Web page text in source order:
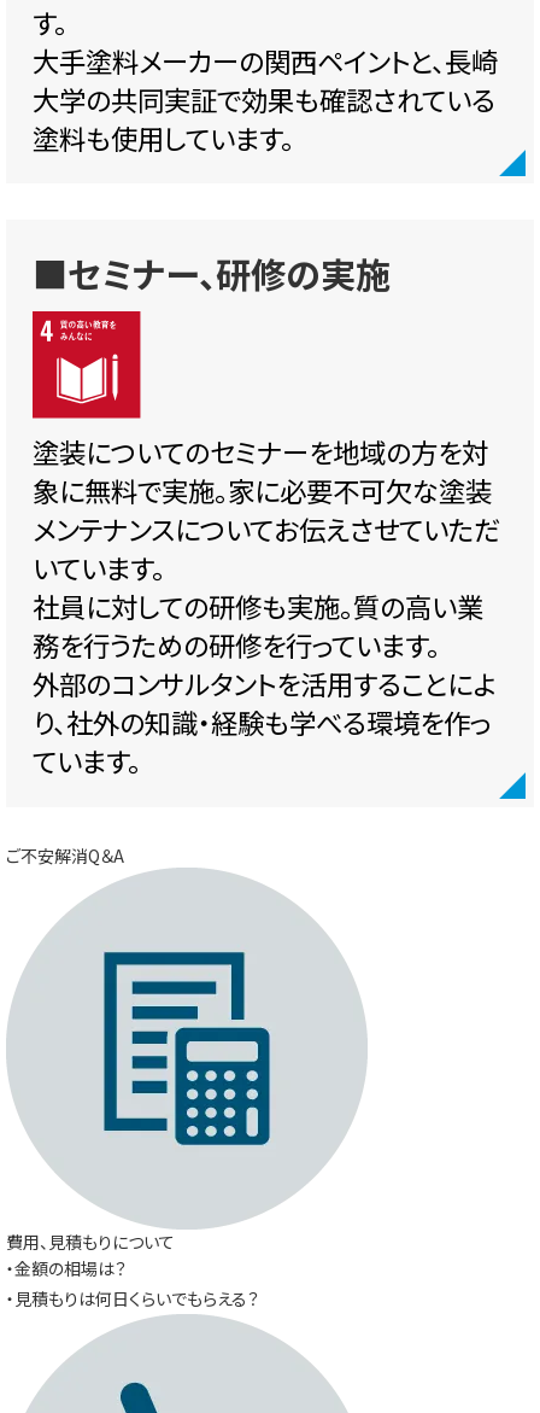
す。
大手塗料メーカーの関西ペイントと、長崎
大学の共同実証で効果も確認されている
塗料も使用しています。
■セミナー、研修の実施
塗装についてのセミナーを地域の方を対
象に無料で実施。家に必要不可欠な塗装
メンテナンスについてお伝えさせていただ
いています。
社員に対しての研修も実施。質の高い業
務を行うための研修を行っています。
外部のコンサルタントを活用することによ
り、社外の知識・経験も学べる環境を作っ
ています。
ご不安解消Q＆A
費用、見積もりについて
・金額の相場は？
・見積もりは何日くらいでもらえる？